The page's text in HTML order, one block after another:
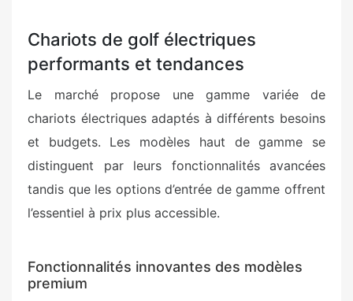
Chariots de golf électriques
performants et tendances
Le marché propose une gamme variée de
chariots électriques adaptés à différents besoins
et budgets. Les modèles haut de gamme se
distinguent par leurs fonctionnalités avancées
tandis que les options d’entrée de gamme offrent
l’essentiel à prix plus accessible.
Fonctionnalités innovantes des modèles
premium